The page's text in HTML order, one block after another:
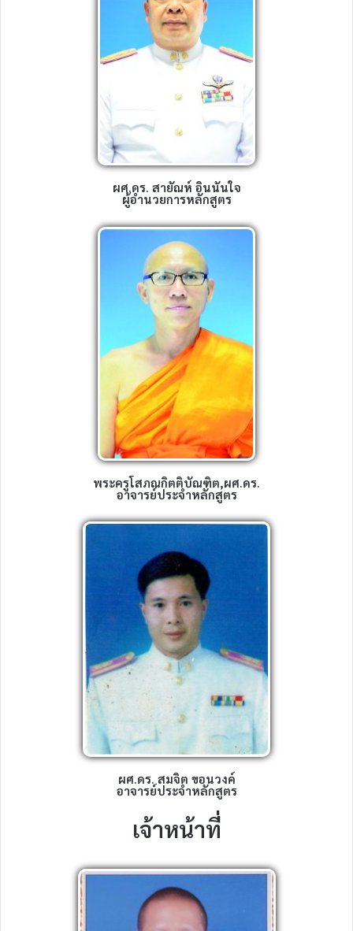
ผศ.ดร. สายัณห์ อินนันใจ
ผู้อำนวยการหลักสูตร
พระครูโสภณกิตติบัณฑิต,ผศ.ดร.
อาจารย์ประจำหลักสูตร
ผศ.ดร. สมจิต ขอนวงค์
อาจารย์ประจำหลักสูตร
เจ้าหน้าที่